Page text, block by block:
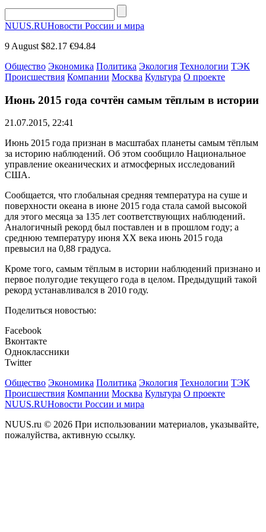
NUUS.RUНовости России и мира
9 August $82.17 €94.84
Общество Экономика Политика Экология Технологии ТЭК
Происшествия Компании Москва Культура О проекте
Июнь 2015 года сочтён самым тёплым в истории
21.07.2015, 22:41
Июнь 2015 года признан в масштабах планеты самым тёплым
за историю наблюдений. Об этом сообщило Национальное
управление океанических и атмосферных исследований
США.
Сообщается, что глобальная средняя температура на суше и
поверхности океана в июне 2015 года стала самой высокой
для этого месяца за 135 лет соответствующих наблюдений.
Аналогичный рекорд был поставлен и в прошлом году; а
среднюю температуру июня XX века июнь 2015 года
превысил на 0,88 градуса.
Кроме того, самым тёплым в истории наблюдений признано и
первое полугодие текущего года в целом. Предыдущий такой
рекорд устанавливался в 2010 году.
Поделиться новостью:
Facebook
Вконтакте
Одноклассники
Twitter
Общество Экономика Политика Экология Технологии ТЭК
Происшествия Компании Москва Культура О проекте
NUUS.RUНовости России и мира
NUUS.ru © 2026 При использовании материалов, указывайте,
пожалуйства, активную ссылку.